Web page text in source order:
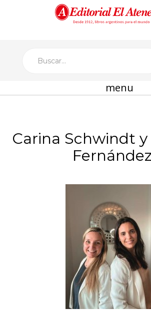
menu
Carina Schwindt
Fernández